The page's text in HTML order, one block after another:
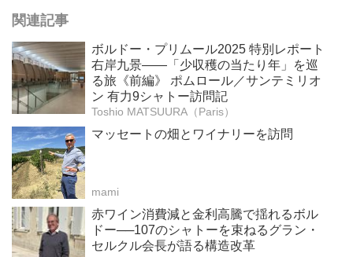
関連記事
ボルドー・プリムール2025 特別レポート
右岸九景――「少収穫の当たり年」を巡
る旅《前編》 ポムロール／サンテミリオ
ン 有力9シャトー訪問記
Toshio MATSUURA（Paris）
マッセートの畑とワイナリーを訪問
mami
赤ワイン消費減と金利高騰で揺れるボル
ドー──107のシャトーを束ねるグラン・
セルクル会長が語る構造改革